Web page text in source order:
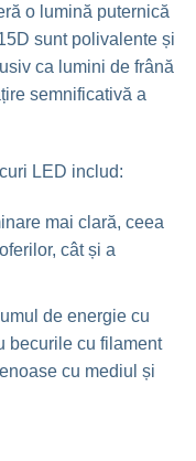
o lumină puternică
sunt polivalente și
ca lumini de frână
semnificativă a
LED includ:
mai clară, ceea
cât și a
de energie cu
becurile cu filament
cu mediul și